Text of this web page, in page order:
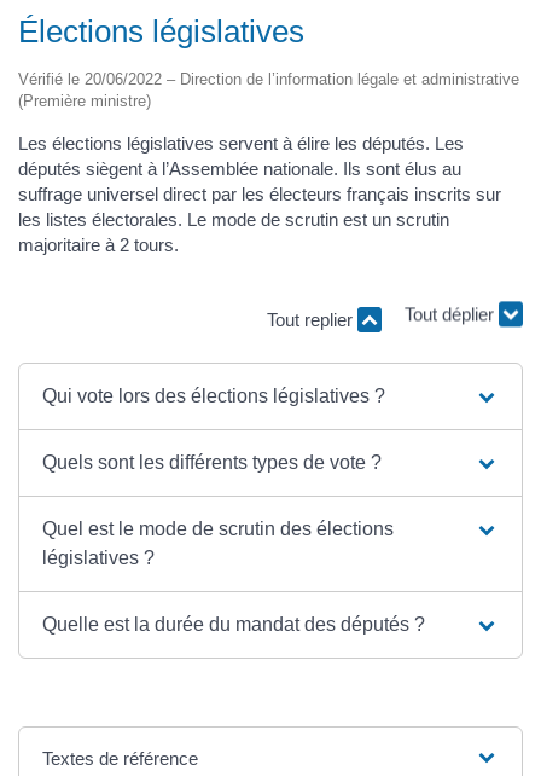
Élections législatives
Vérifié le 20/06/2022 – Direction de l’information légale et administrative
(Première ministre)
Les élections législatives servent à élire les députés. Les
députés siègent à l’Assemblée nationale. Ils sont élus au
suffrage universel direct par les électeurs français inscrits sur
les listes électorales. Le mode de scrutin est un scrutin
majoritaire à 2 tours.
Tout replier Tout déplier
Qui vote lors des élections législatives ?
Quels sont les différents types de vote ?
Quel est le mode de scrutin des élections
législatives ?
Quelle est la durée du mandat des députés ?
Textes de référence